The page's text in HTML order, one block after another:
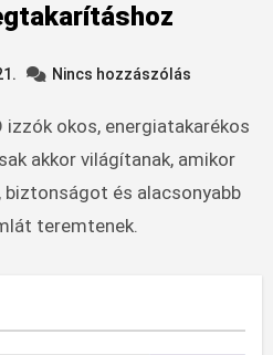
Nincs hozzászólás
akkor világítanak, amikor
biztonságot és alacsonyabb
teremtenek.